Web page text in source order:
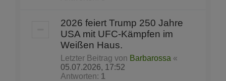
2026 feiert Trump 250 Jahre
USA mit UFC-Kämpfen im
Weißen Haus.
Letzter Beitrag von Barbarossa «
05.07.2026, 17:52
Antworten: 1